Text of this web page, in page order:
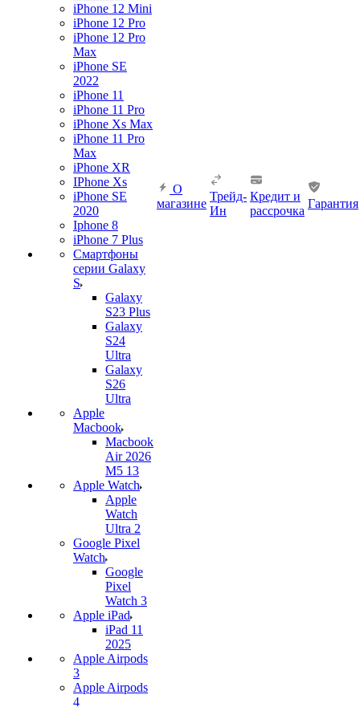
iPhone 12 Mini
iPhone 12 Pro
iPhone 12 Pro
Max
iPhone SE
2022
iPhone 11
iPhone 11 Pro
iPhone Xs Max
iPhone 11 Pro
Max
iPhone XR
IPhone Xs
iPhone SE
2020
Iphone 8
iPhone 7 Plus
Смартфоны
серии Galaxy
S
Galaxy
S23 Plus
Galaxy
S24
Ultra
Galaxy
S26
Ultra
Apple
Macbook
Macbook
Air 2026
M5 13
Apple Watch
Apple
Watch
Ultra 2
Google Pixel
Watch
Google
Pixel
Watch 3
Apple iPad
iPad 11
2025
Apple Airpods
3
Apple Airpods
4
О
магазине
Трейд-
Ин
Кредит и
рассрочка
Гарантия